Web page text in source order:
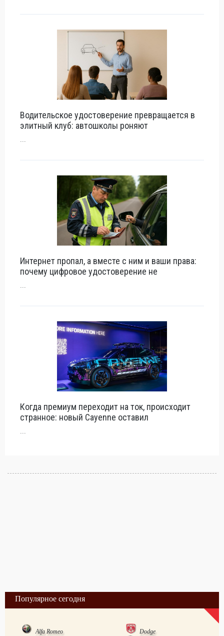
Водительское удостоверение превращается в
элитный клуб: автошколы роняют
...
Интернет пропал, а вместе с ним и ваши права:
почему цифровое удостоверение не
...
Когда премиум переходит на ток, происходит
странное: новый Cayenne оставил
...
Популярное сегодня
Alfa Romeo
Dodge